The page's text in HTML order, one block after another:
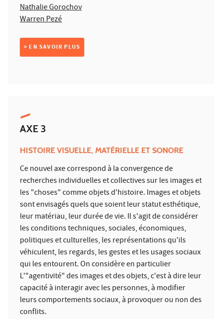
Nathalie Gorochov
Warren Pezé
> EN SAVOIR PLUS
AXE 3
HISTOIRE VISUELLE, MATÉRIELLE ET SONORE
Ce nouvel axe correspond à la convergence de
recherches individuelles et collectives sur les images et
les "choses" comme objets d'histoire. Images et objets
sont envisagés quels que soient leur statut esthétique,
leur matériau, leur durée de vie. Il s'agit de considérer
les conditions techniques, sociales, économiques,
politiques et culturelles, les représentations qu'ils
véhiculent, les regards, les gestes et les usages sociaux
qui les entourent. On considère en particulier
L'"agentivité" des images et des objets, c'est à dire leur
capacité à interagir avec les personnes, à modifier
leurs comportements sociaux, à provoquer ou non des
conflits.